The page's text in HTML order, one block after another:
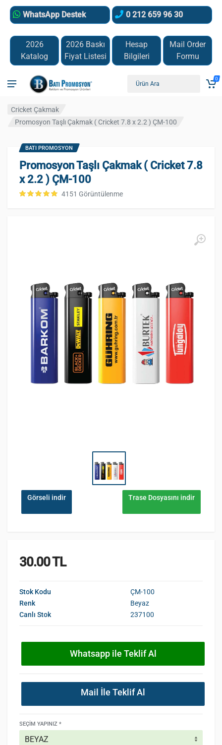
WhatsApp Destek 0 212 659 96 30
2026
Katalog
2026 Baskı
Fiyat Listesi
Hesap
Bilgileri
Mail Order
Formu
0
Cricket Çakmak
Promosyon Taşlı Çakmak ( Cricket 7.8 x 2.2 ) ÇM-100
Görseli indir Trase Dosyasını indir
Promosyon Taşlı Çakmak ( Cricket 7.8
x 2.2 ) ÇM-100
4151 Görüntülenme
BATI PROMOSYON
30.00 TL
Stok Kodu
ÇM-100
Renk
Beyaz
Canlı Stok
237100
Whatsapp ile Teklif Al
Mail İle Teklif Al
SEÇIM YAPINIZ *